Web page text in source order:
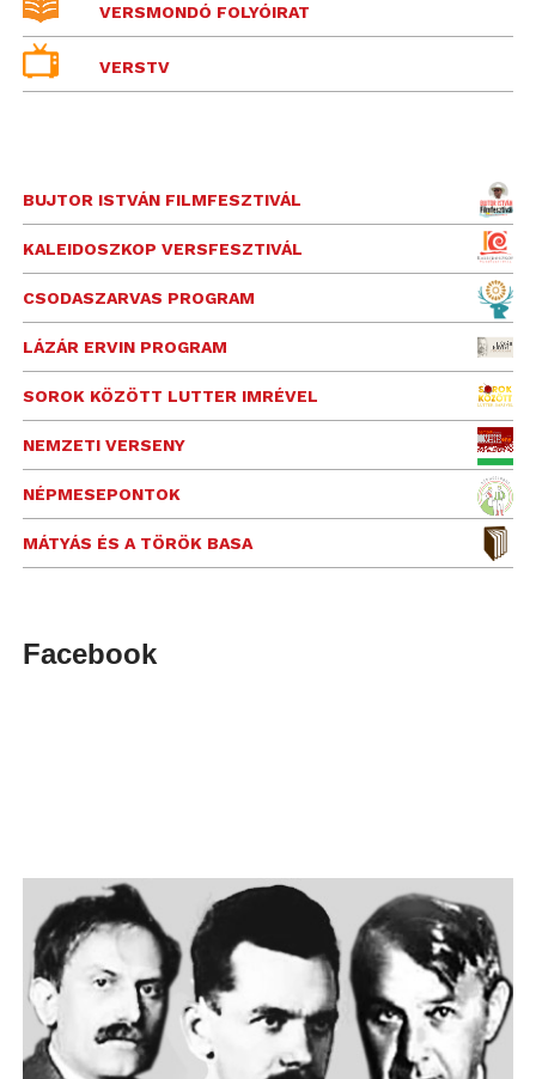
VERSMONDÓ FOLYÓIRAT
VERSTV
BUJTOR ISTVÁN FILMFESZTIVÁL
KALEIDOSZKOP VERSFESZTIVÁL
CSODASZARVAS PROGRAM
LÁZÁR ERVIN PROGRAM
SOROK KÖZÖTT LUTTER IMRÉVEL
NEMZETI VERSENY
NÉPMESEPONTOK
MÁTYÁS ÉS A TÖRÖK BASA
Facebook